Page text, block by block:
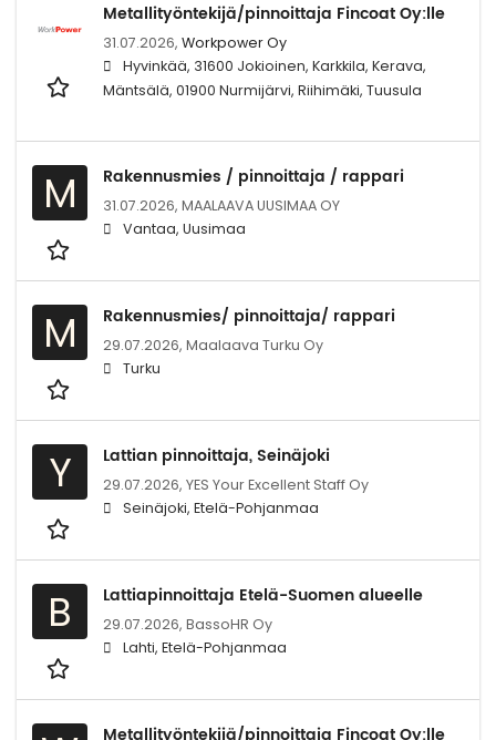
Metallityöntekijä/pinnoittaja Fincoat Oy:lle
31.07.2026, Workpower Oy
Hyvinkää, 31600 Jokioinen, Karkkila, Kerava,
Mäntsälä, 01900 Nurmijärvi, Riihimäki, Tuusula
M Rakennusmies / pinnoittaja / rappari
31.07.2026, MAALAAVA UUSIMAA OY
Vantaa, Uusimaa
M Rakennusmies/ pinnoittaja/ rappari
29.07.2026, Maalaava Turku Oy
Turku
Y Lattian pinnoittaja, Seinäjoki
29.07.2026, YES Your Excellent Staff Oy
Seinäjoki, Etelä-Pohjanmaa
B Lattiapinnoittaja Etelä-Suomen alueelle
29.07.2026, BassoHR Oy
Lahti, Etelä-Pohjanmaa